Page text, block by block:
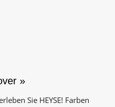
»
Sie HEYSE! Farben